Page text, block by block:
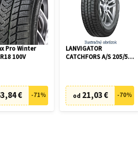
Pro Winter
100V
€ -71%
LANVIGATOR
CATCHFORS A/S 205/55
od 21,03 € -70%